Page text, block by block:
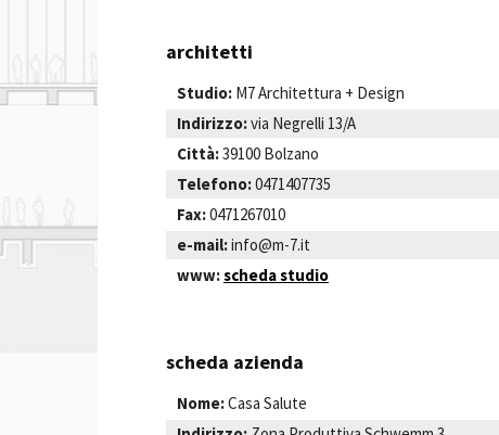
architetti
Studio: M7 Architettura + Design
Indirizzo:via Negrelli 13/A
Città:39100 Bolzano
Telefono:0471407735
Fax:0471267010
e-mail:info@m-7.it
www:scheda studio
scheda azienda
Nome:Casa Salute